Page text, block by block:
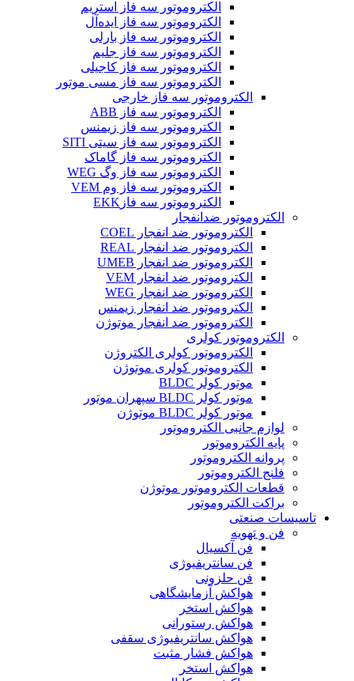
الکتروموتور سه فاز استریم
الکتروموتور سه فاز ایده‌آل
الکتروموتور سه فاز بارلی
الکتروموتور سه فاز جلیم
الکتروموتور سه فاز کاجیلی
الکتروموتور سه فاز مسی موتور
الکتروموتور سه فاز خارجی
الکتروموتور سه فاز ABB
الکتروموتور سه فاز زیمنس
الکتروموتور سه فاز سیتی SITI
الکتروموتور سه فاز گاماک
الکتروموتور سه فاز وگ WEG
الکتروموتور سه فاز وم VEM
الکتروموتور سه فازEKK
الکتروموتور ضدانفجار
الکتروموتور ضد انفجار COEL
الکتروموتور ضد انفجار REAL
الکتروموتور ضد انفجار UMEB
الکتروموتور ضد انفجار VEM
الکتروموتور ضد انفجار WEG
الکتروموتور ضد انفجار زیمنس
الکتروموتور ضد انفجار موتوژن
الکتروموتور کولری
الکتروموتور کولری الکتروژن
الکتروموتور کولری موتوژن
موتور کولر BLDC
موتور کولر BLDC سپهران موتور
موتور کولر BLDC موتوژن
لوازم جانبی الکتروموتور
پایه الکتروموتور
پروانه الکتروموتور
فلنج الکتروموتور
قطعات الکتروموتور موتوژن
براکت الکتروموتور
تاسیسات صنعتی
فن و تهویه
فن آکسیال
فن سانتریفیوژی
فن حلزونی
هواکش آزمایشگاهی
هواکش استخر
هواکش رستورانی
هواکش سانتریفیوژی سقفی
هواکش فشار مثبت
هواکش استخر